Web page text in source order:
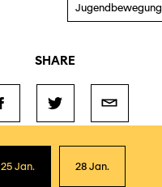
Jugendbewegung
SHARE
25 Jan. 28 Jan.